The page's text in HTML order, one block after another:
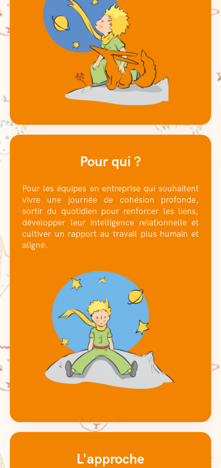
Pour qui ?
Pour les équipes en entreprise qui souhaitent
vivre une journée de cohésion profonde,
sortir du quotidien pour renforcer les liens,
développer leur intelligence relationnelle et
cultiver un rapport au travail plus humain et
aligné.
L'approche